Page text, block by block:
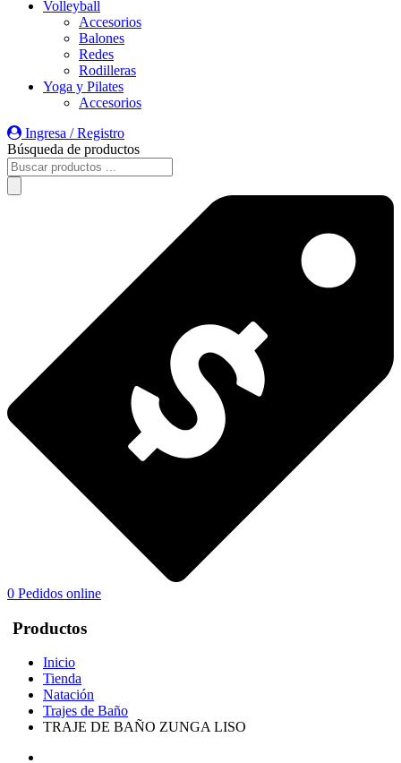
Volleyball
Accesorios
Balones
Redes
Rodilleras
Yoga y Pilates
Accesorios
Ingresa / Registro
Búsqueda de productos
0 Pedidos online
Productos
Inicio
Tienda
Natación
Trajes de Baño
TRAJE DE BAÑO ZUNGA LISO